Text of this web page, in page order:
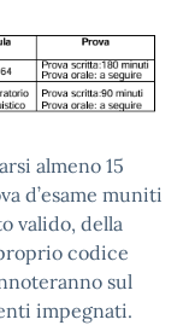
almeno 15
d’esame muniti
valido, della
codice
sul
impegnati.